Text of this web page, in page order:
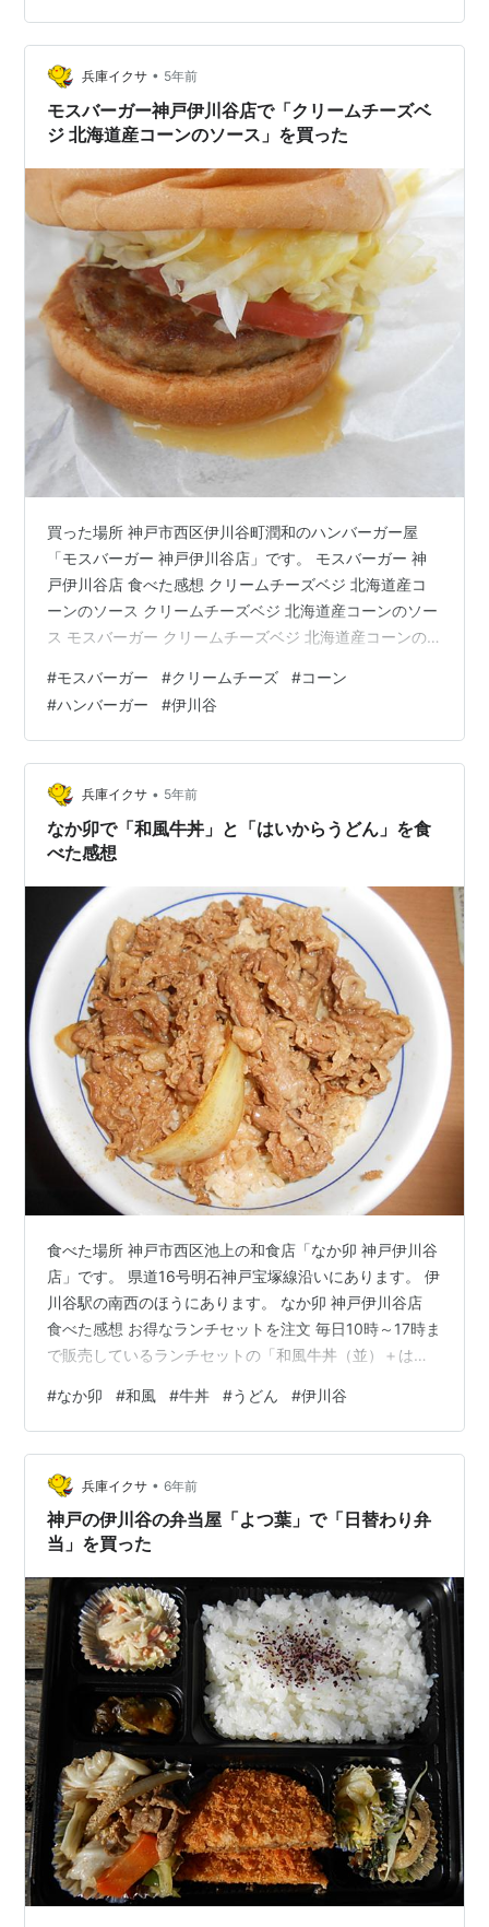
いつもは明石→西神中央→名谷の時計回りで巡るのだ
が、この日は逆回りで走ってみた。 この日はルート上で
いくつかちょっとした用事があり、そのほうが都合が良
かったので。 その用事の一つが、伊川谷の奥の方にある
「おにぎり」のテイクアウト店を訪れ…
兵庫イクサ • 5年前
モスバーガー神戸伊川谷店で「クリームチーズベ
ジ 北海道産コーンのソース」を買った
買った場所 神戸市西区伊川谷町潤和のハンバーガー屋
「モスバーガー 神戸伊川谷店」です。 モスバーガー 神
戸伊川谷店 食べた感想 クリームチーズベジ 北海道産コ
ーンのソース クリームチーズベジ 北海道産コーンのソー
ス モスバーガー クリームチーズベジ 北海道産コーンの
ーズベジ 北海道産コーンのソース」というハンバーガー
です。 購入時の値段はテイクアウトで税込み440円で
す。 食べてみると、野菜がたっぷりと入っていて嬉しい
ですね～。 クリームチーズベジ 北海道産コーンのソース
モスバーガー 断面 クリームチーズが入っているハンバー
ガーは新鮮でし…
#モスバーガー #クリームチーズ #コーン
#ハンバーガー #伊川谷
兵庫イクサ • 5年前
なか卯で「和風牛丼」と「はいからうどん」を食
べた感想
食べた場所 神戸市西区池上の和食店「なか卯 神戸伊川谷
店」です。 県道16号明石神戸宝塚線沿いにあります。 伊
川谷駅の南西のほうにあります。 なか卯 神戸伊川谷店
食べた感想 お得なランチセットを注文 毎日10時～17時ま
で販売しているランチセットの「和風牛丼（並）＋はい
チセットの値段は税込み500円です。 和風牛丼の並盛は
単品で購入すると税込み380円、はいからうどんの小盛
は単品で購入すると税込み200円なので、ランチセット
なら税込み80円のお得になります。 食券を店員さんに渡
すと、わずか10秒で料理が運ばれてきました。早す
ぎ！！ 和風牛丼…
#なか卯 #和風 #牛丼 #うどん #伊川谷
兵庫イクサ • 6年前
神戸の伊川谷の弁当屋「よつ葉」で「日替わり弁
当」を買った